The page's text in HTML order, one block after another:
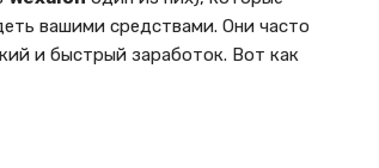
вашими средствами. Они часто
и быстрый заработок. Вот как